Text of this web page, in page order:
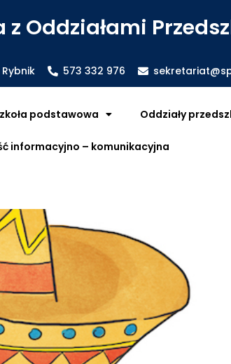
Oddziałami
573 332 976
podstawowa Oddziały
informacyjno – komunikacyjna